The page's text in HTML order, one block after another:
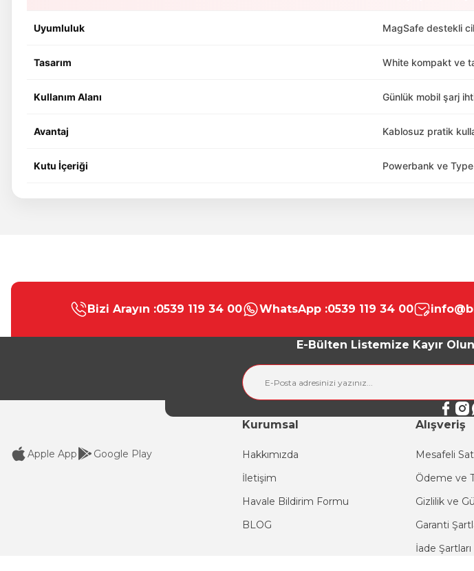
Uyumluluk MagSafe destekli
Tasarım White kompakt ve
Kullanım Alanı Günlük mobil şarj
Avantaj Kablosuz pratik
Kutu İçeriği Powerbank ve
Görüş ve önerileriniz için teşekkür ederiz.
Ürün resmi kalitesiz, bozuk veya görüntülenemiyor.
Ürün açıklamasında eksik bilgiler bulunuyor.
Bizi Arayın :0539 119 34 00 WhatsApp :0539 119 34 00
E-Bülten Listemize Kayır
Apple App Google Play
Kurumsal
Hakkımızda
İletişim
Havale Bildirim Formu
BLOG
Alışveriş
Mesafeli
Ödeme ve
Gizlilik ve
Garanti
İade Şartları